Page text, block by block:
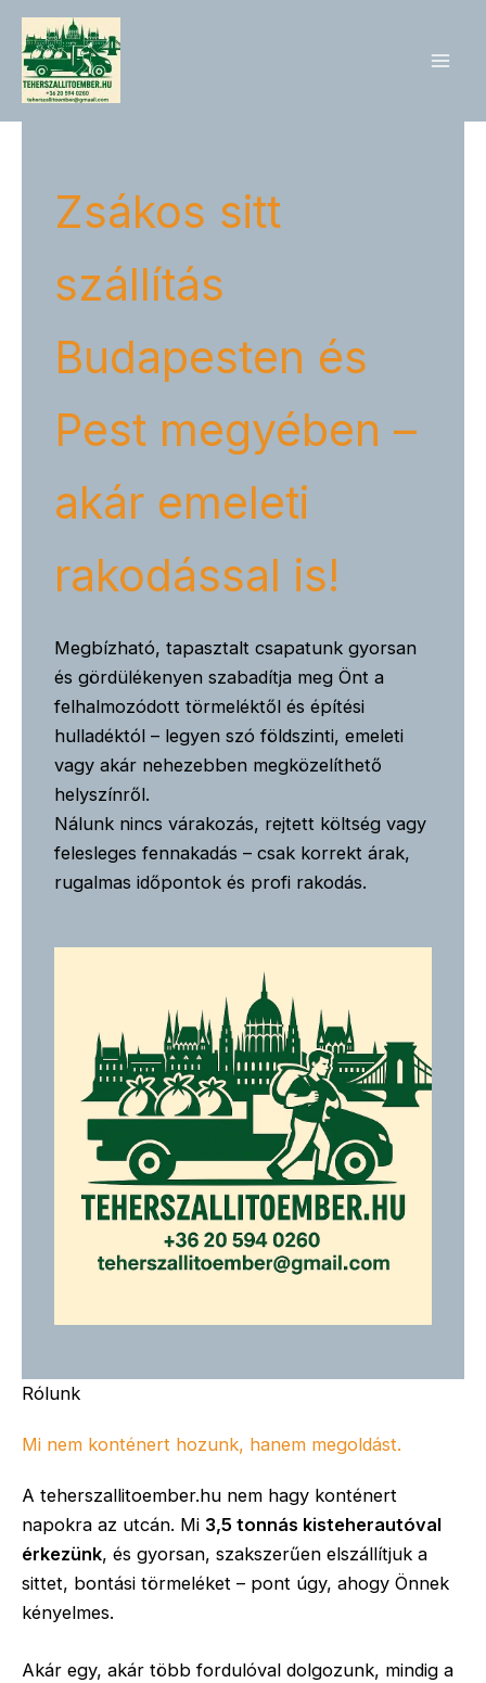
Skip
content
Zsákos sitt
szállítás
Budapesten és
Pest megyében –
akár emeleti
rakodással is!
Megbízható, tapasztalt csapatunk gyorsan
és gördülékenyen szabadítja meg Önt a
felhalmozódott törmeléktől és építési
hulladéktól – legyen szó földszinti, emeleti
vagy akár nehezebben megközelíthető
helyszínről.
Nálunk nincs várakozás, rejtett költség vagy
felesleges fennakadás – csak korrekt árak,
rugalmas időpontok és profi rakodás.
Rólunk
Mi nem konténert hozunk, hanem megoldást.
A teherszallitoember.hu nem hagy konténert
napokra az utcán. Mi 3,5 tonnás kisteherautóval
érkezünk, és gyorsan, szakszerűen elszállítjuk a
sittet, bontási törmeléket – pont úgy, ahogy Önnek
kényelmes.
Akár egy, akár több fordulóval dolgozunk, mindig a